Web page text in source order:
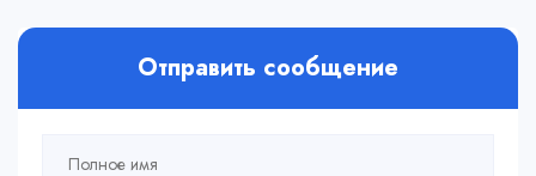
Отправить сообщение